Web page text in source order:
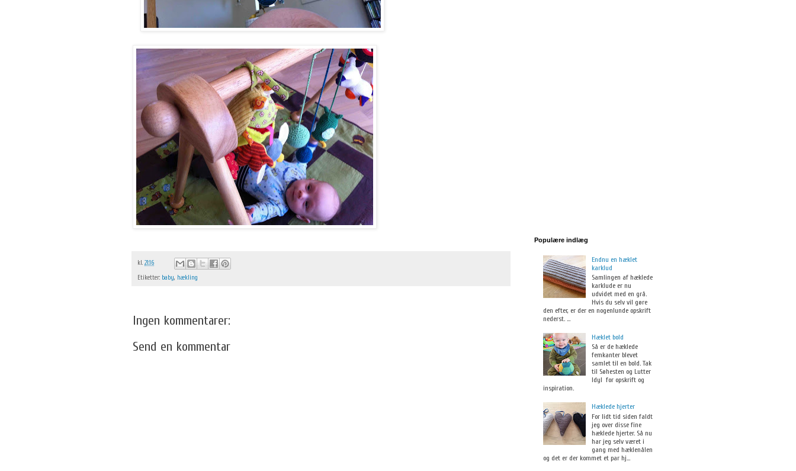
kl. 21:16
Etiketter: baby, hækling
Ingen kommentarer:
Send en kommentar
Populære indlæg
Endnu en hæklet
karklud
Samlingen af hæklede
karklude er nu
udvidet med en grå.
Hvis du selv vil gøre
den efter, er der en nogenlunde opskrift
nederst. ...
Hæklet bold
Så er de hæklede
femkanter blevet
samlet til en bold. Tak
til Søhesten og Lutter
Idyl for opskrift og
inspiration.
Hæklede hjerter
For lidt tid siden faldt
jeg over disse fine
hæklede hjerter. Så nu
har jeg selv været i
gang med hæklenålen
og det er der kommet et par hj...